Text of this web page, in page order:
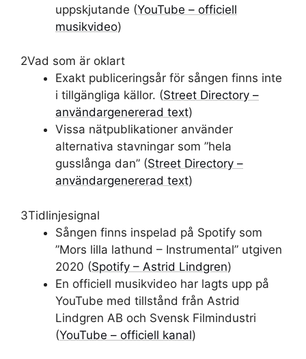
uppskjutande (YouTube – officiell
musikvideo)
2Vad som är oklart
Exakt publiceringsår för sången finns inte
i tillgängliga källor. (Street Directory –
användargenererad text)
Vissa nätpublikationer använder
alternativa stavningar som ”hela
gusslånga dan” (Street Directory –
användargenererad text)
3Tidlinjesignal
Sången finns inspelad på Spotify som
”Mors lilla lathund – Instrumental” utgiven
2020 (Spotify – Astrid Lindgren)
En officiell musikvideo har lagts upp på
YouTube med tillstånd från Astrid
Lindgren AB och Svensk Filmindustri
(YouTube – officiell kanal)